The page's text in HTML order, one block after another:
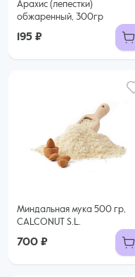
Арахис (лепестки)
обжаренный, 300гр
195 ₽
Миндальная мука 500 гр,
CALCONUT S.L.
700 ₽